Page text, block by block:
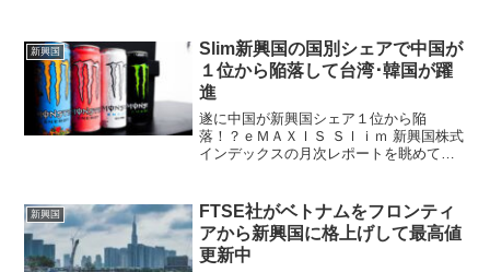
6200程度で推移していますが、25年末の
終値が4...
新興国
Slim新興国の国別シェアで中国が
１位から陥落して台湾･韓国が躍
進
遂に中国が新興国シェア１位から陥
落！？ｅＭＡＸＩＳ Ｓｌｉｍ 新興国株式
インデックスの月次レポートを眺めてい
いないので、5月末時点の情報ですが遂に
中国が新興国シェア１位...
新興国
FTSE社がベトナムをフロンティ
アから新興国に格上げして最高値
更新中